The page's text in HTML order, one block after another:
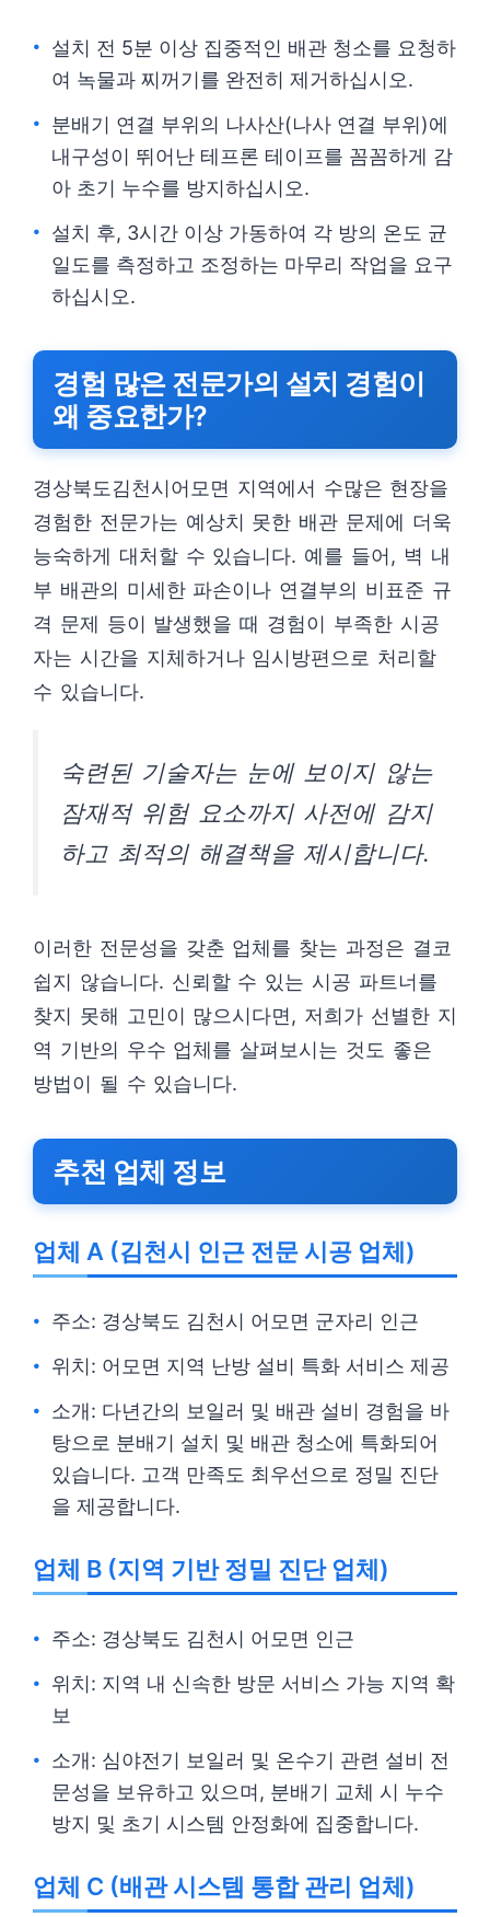
설치 전 5분 이상 집중적인 배관 청소를 요청하
여 녹물과 찌꺼기를 완전히 제거하십시오.
분배기 연결 부위의 나사산(나사 연결 부위)에
내구성이 뛰어난 테프론 테이프를 꼼꼼하게 감
아 초기 누수를 방지하십시오.
설치 후, 3시간 이상 가동하여 각 방의 온도 균
일도를 측정하고 조정하는 마무리 작업을 요구
하십시오.
경험 많은 전문가의 설치 경험이
왜 중요한가?
경상북도김천시어모면 지역에서 수많은 현장을
경험한 전문가는 예상치 못한 배관 문제에 더욱
능숙하게 대처할 수 있습니다. 예를 들어, 벽 내
부 배관의 미세한 파손이나 연결부의 비표준 규
격 문제 등이 발생했을 때 경험이 부족한 시공
자는 시간을 지체하거나 임시방편으로 처리할
수 있습니다.
숙련된 기술자는 눈에 보이지 않는
잠재적 위험 요소까지 사전에 감지
하고 최적의 해결책을 제시합니다.
이러한 전문성을 갖춘 업체를 찾는 과정은 결코
쉽지 않습니다. 신뢰할 수 있는 시공 파트너를
찾지 못해 고민이 많으시다면, 저희가 선별한 지
역 기반의 우수 업체를 살펴보시는 것도 좋은
방법이 될 수 있습니다.
추천 업체 정보
업체 A (김천시 인근 전문 시공 업체)
주소: 경상북도 김천시 어모면 군자리 인근
위치: 어모면 지역 난방 설비 특화 서비스 제공
소개: 다년간의 보일러 및 배관 설비 경험을 바
탕으로 분배기 설치 및 배관 청소에 특화되어
있습니다. 고객 만족도 최우선으로 정밀 진단
을 제공합니다.
업체 B (지역 기반 정밀 진단 업체)
주소: 경상북도 김천시 어모면 인근
위치: 지역 내 신속한 방문 서비스 가능 지역 확
보
소개: 심야전기 보일러 및 온수기 관련 설비 전
문성을 보유하고 있으며, 분배기 교체 시 누수
방지 및 초기 시스템 안정화에 집중합니다.
업체 C (배관 시스템 통합 관리 업체)